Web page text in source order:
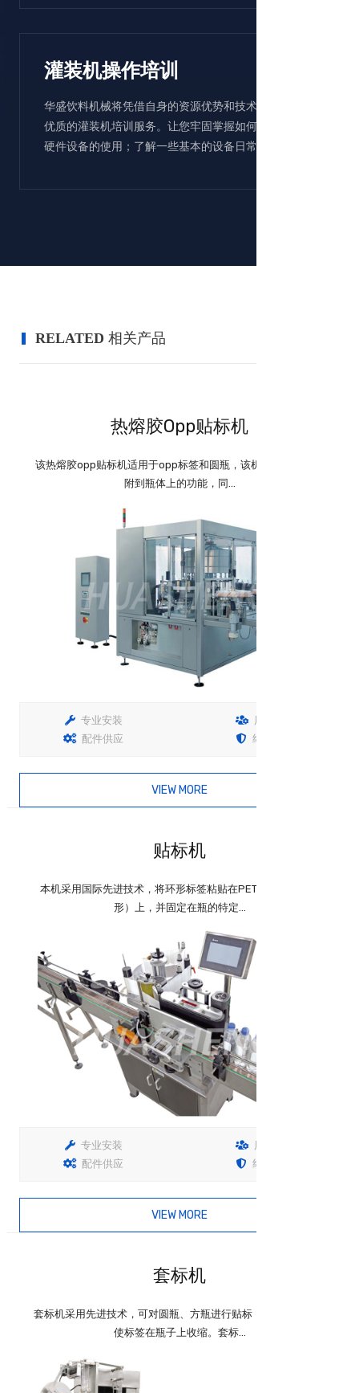
灌装机操作培训
华盛饮料机械将凭借自身的资源优势和技术优势，提供
优质的灌装机培训服务。让您牢固掌握如何熟练地操作
硬件设备的使用；了解一些基本的设备日常养护知识。
RELATED 相关产品
热熔胶Opp贴标机
该热熔胶opp贴标机适用于opp标签和圆瓶，该机具有将卷标吸
附到瓶体上的功能，同...
专业安装
用户培训
配件供应
终生保固
VIEW MORE
贴标机
本机采用国际先进技术，将环形标签粘贴在PET瓶（圆形和方
形）上，并固定在瓶的特定...
专业安装
用户培训
配件供应
终生保固
VIEW MORE
套标机
套标机采用先进技术，可对圆瓶、方瓶进行贴标，并通过加热炉
使标签在瓶子上收缩。套标...